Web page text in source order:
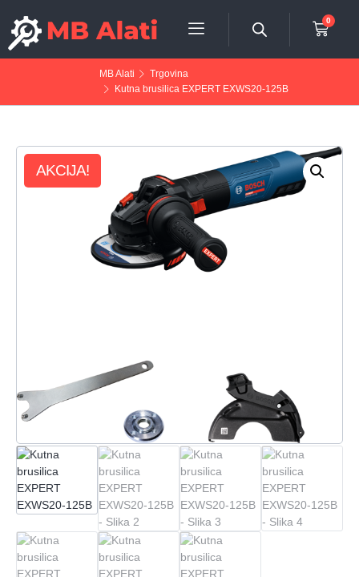
0
MB Alati
Trgovina
Kutna brusilica EXPERT EXWS20-125B
AKCIJA!